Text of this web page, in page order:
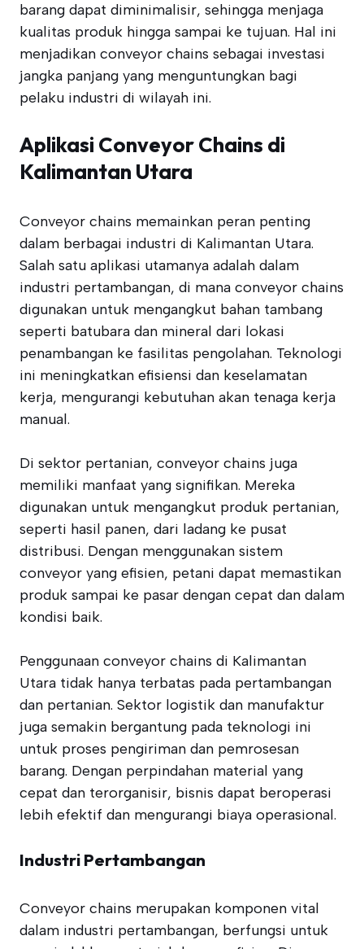
barang dapat diminimalisir, sehingga menjaga
kualitas produk hingga sampai ke tujuan. Hal ini
menjadikan conveyor chains sebagai investasi
jangka panjang yang menguntungkan bagi
pelaku industri di wilayah ini.
Aplikasi Conveyor Chains di
Kalimantan Utara
Conveyor chains memainkan peran penting
dalam berbagai industri di Kalimantan Utara.
Salah satu aplikasi utamanya adalah dalam
industri pertambangan, di mana conveyor chains
digunakan untuk mengangkut bahan tambang
seperti batubara dan mineral dari lokasi
penambangan ke fasilitas pengolahan. Teknologi
ini meningkatkan efisiensi dan keselamatan
kerja, mengurangi kebutuhan akan tenaga kerja
manual.
Di sektor pertanian, conveyor chains juga
memiliki manfaat yang signifikan. Mereka
digunakan untuk mengangkut produk pertanian,
seperti hasil panen, dari ladang ke pusat
distribusi. Dengan menggunakan sistem
conveyor yang efisien, petani dapat memastikan
produk sampai ke pasar dengan cepat dan dalam
kondisi baik.
Penggunaan conveyor chains di Kalimantan
Utara tidak hanya terbatas pada pertambangan
dan pertanian. Sektor logistik dan manufaktur
juga semakin bergantung pada teknologi ini
untuk proses pengiriman dan pemrosesan
barang. Dengan perpindahan material yang
cepat dan terorganisir, bisnis dapat beroperasi
lebih efektif dan mengurangi biaya operasional.
Industri Pertambangan
Conveyor chains merupakan komponen vital
dalam industri pertambangan, berfungsi untuk